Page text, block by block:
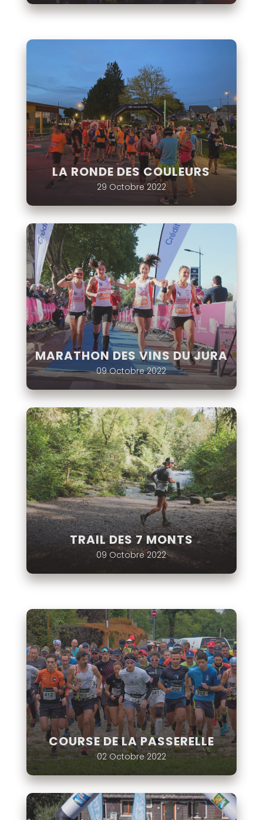
LA RONDE DES COULEURS
29 Octobre 2022
MARATHON DES VINS DU JURA
09 Octobre 2022
TRAIL DES 7 MONTS
09 Octobre 2022
COURSE DE LA PASSERELLE
02 Octobre 2022